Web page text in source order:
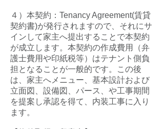
４）本契約：Tenancy Agreement(賃貸
契約書)が発行されますので、それにサ
インして家主へ提出することで本契約
が成立します。本契約の作成費用（弁
護士費用や印紙税等）はテナント側負
担となることが一般的です。この後
は、家主へメニュー、基本設計および
立面図、設備図、パース、や工事期間
を提案し承認を得て、内装工事に入り
ます。